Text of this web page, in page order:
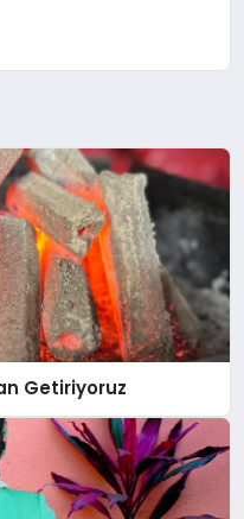
Getiriyoruz